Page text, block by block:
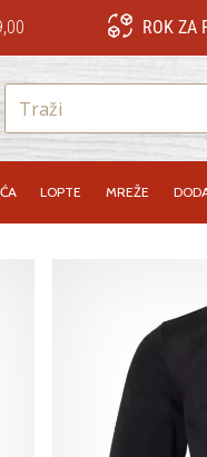
ROK ZA
LOPTE MREŽE